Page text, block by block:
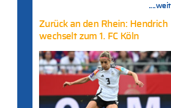
Zurück an den Rhein: Hendrich
wechselt zum 1. FC Köln